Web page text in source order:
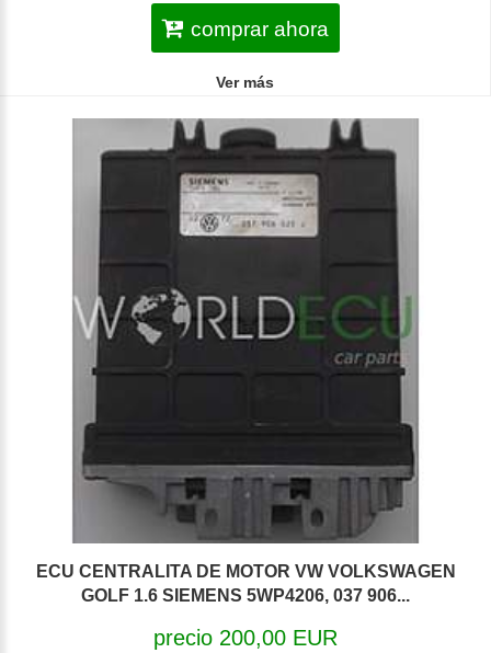
comprar ahora
Ver más
ECU CENTRALITA DE MOTOR VW VOLKSWAGEN
GOLF 1.6 SIEMENS 5WP4206, 037 906...
precio 200,00 EUR